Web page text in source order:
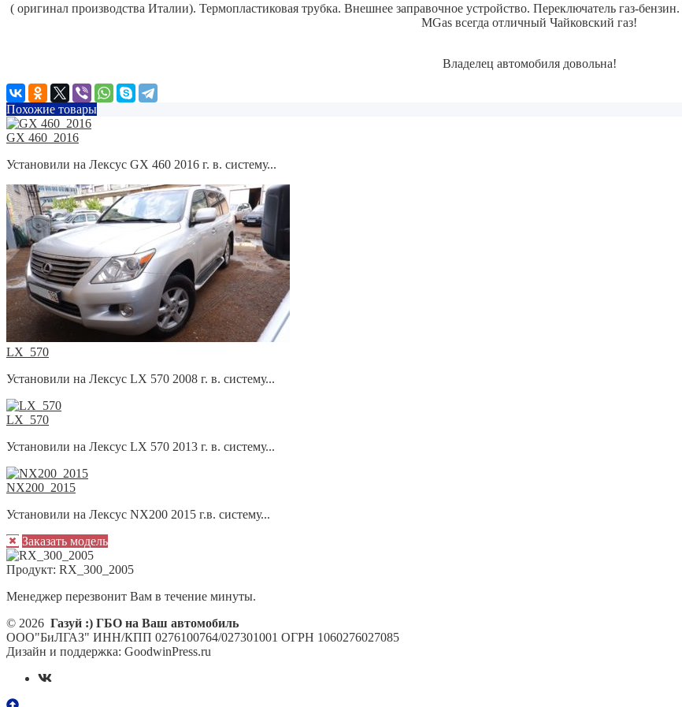
( оригинал производства Италии). Термопластиковая трубка. Внешнее заправочное устройство. Переключатель газ-бензин.
MGas всегда отличный Чайковский газ!
Владелец автомобиля довольна!
Похожие товары
GX 460_2016
Установили на Лексус GX 460 2016 г. в. систему...
LX_570
Установили на Лексус LX 570 2008 г. в. систему...
LX_570
Установили на Лексус LX 570 2013 г. в. систему...
NX200_2015
Установили на Лексус NX200 2015 г.в. систему...
Заказать модель
Продукт: RX_300_2005
Менеджер перезвонит Вам в течение минуты.
© 2026 Газуй :) ГБО на Ваш автомобиль
ООО"БиЛГАЗ" ИНН/КПП 0276100764/027301001 ОГРН 1060276027085
Дизайн и поддержка: GoodwinPress.ru